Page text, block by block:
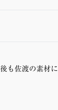
も佐渡の素材に